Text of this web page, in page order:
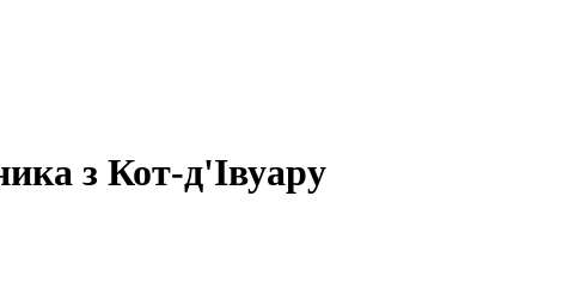
з Кот-д'Івуару